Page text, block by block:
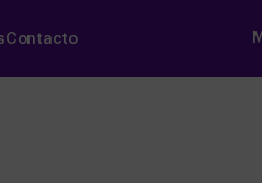
Contacto